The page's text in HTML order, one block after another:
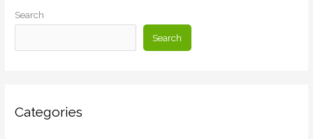
Search
Search
Categories